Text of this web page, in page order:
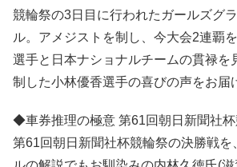
競輪祭の3日目に行われたガールズグ
ル。アメジストを制し、今大会2連覇
選手と日本ナショナルチームの貫禄を
制した小林優香選手の喜びの声をお届
◆車券推理の極意 第61回朝日新聞社杯
第61回朝日新聞社杯競輪祭の決勝戦